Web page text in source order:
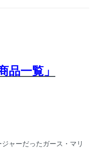
品一覧」
ャーだったガース・マリ